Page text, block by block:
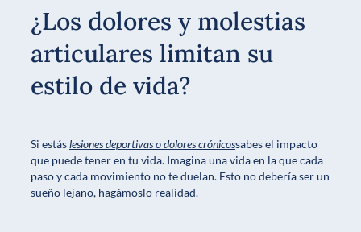
¿Los dolores y molestias
articulares limitan su
estilo de vida?
Si estáslesiones deportivas o dolores crónicossabes el impacto
que puede tener en tu vida. Imagina una vida en la que cada
paso y cada movimiento no te duelan. Esto no debería ser un
sueño lejano, hagámoslo realidad.